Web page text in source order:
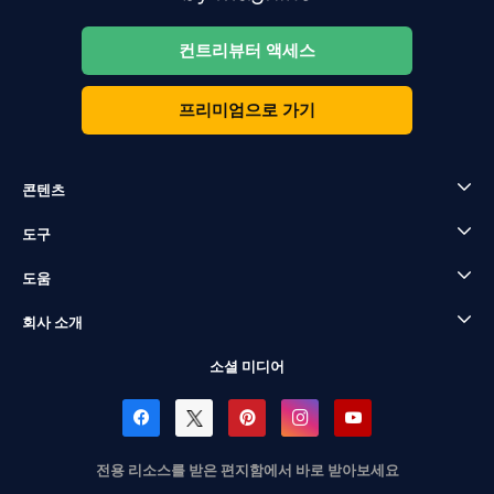
컨트리뷰터 액세스
프리미엄으로 가기
콘텐츠
도구
도움
회사 소개
소셜 미디어
전용 리소스를 받은 편지함에서 바로 받아보세요